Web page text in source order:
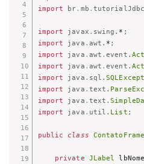
import
br. mb .
import javax . swing . * ;
import
java . awt . * ;
import
java . awt .event .
import
java . awt .event .
import
java . sql .
import
java . text .
import
java . text .
import
java . util . List ;
public class ContatoFrame
private JLabel lbNome